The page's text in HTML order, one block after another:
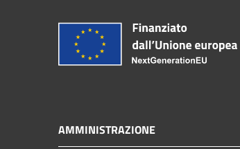
AMMINISTRAZIONE